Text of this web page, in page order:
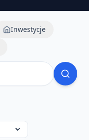
Inwestycje